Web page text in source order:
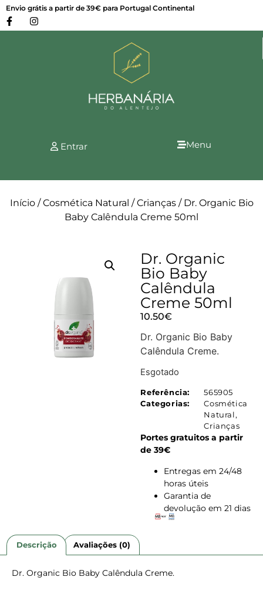
Envio grátis a partir de 39€ para Portugal Continental
Entrar Menu
Início/Cosmética Natural /Crianças/ Dr. Organic Bio
Baby Calêndula Creme 50ml
Dr. Organic
Bio Baby
Calêndula
Creme 50ml
10.50€
Dr. Organic Bio Baby
Calêndula Creme.
Esgotado
Referência:
565905
Categorias:
Cosmética
Natural,
Crianças
Portes gratuitos a partir
de 39€
Entregas em 24/48
horas úteis
Garantia de
devolução em 21 dias
Descrição Avaliações (0)
Dr. Organic Bio Baby Calêndula Creme.